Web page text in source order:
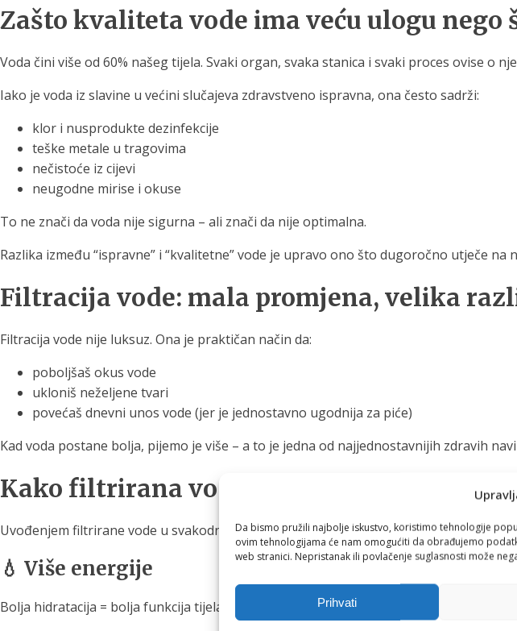
Da bismo pružili najbolje iskustvo, koristimo tehnologije
ovim tehnologijama će nam omogućiti da obrađujemo
web stranici. Nepristanak ili povlačenje suglasnosti može
Prihvati
Zašto kvaliteta vode ima veću ulogu nego
Voda čini više od 60% našeg tijela. Svaki organ, svaka stanica i svaki proces ovise o
Iako je voda iz slavine u većini slučajeva zdravstveno ispravna, ona često sadrži:
klor i nusprodukte dezinfekcije
teške metale u tragovima
nečistoće iz cijevi
neugodne mirise i okuse
To ne znači da voda nije sigurna – ali znači da nije optimalna.
Razlika između “ispravne” i “kvalitetne” vode je upravo ono što dugoročno utječe na
Filtracija vode: mala promjena, velika
Filtracija vode nije luksuz. Ona je praktičan način da:
poboljšaš okus vode
ukloniš neželjene tvari
povećaš dnevni unos vode (jer je jednostavno ugodnija za piće)
Kad voda postane bolja, pijemo je više – a to je jedna od najjednostavnijih zdravih
Kako filtrirana voda utječe na
Uvođenjem filtrirane vode u svakodnevicu, promjene se događaju brže nego što
💧 Više energije
Bolja hidratacija = bolja funkcija tijela